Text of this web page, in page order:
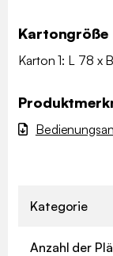
Kartongröße
Karton 1: L 78 x
Kategorie
Anzahl der